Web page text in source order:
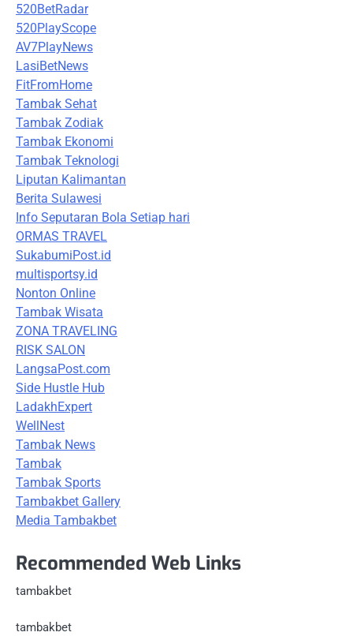
520BetRadar
520PlayScope
AV7PlayNews
LasiBetNews
FitFromHome
Tambak Sehat
Tambak Zodiak
Tambak Ekonomi
Tambak Teknologi
Liputan Kalimantan
Berita Sulawesi
Info Seputaran Bola Setiap hari
ORMAS TRAVEL
SukabumiPost.id
multisportsy.id
Nonton Online
Tambak Wisata
ZONA TRAVELING
RISK SALON
LangsaPost.com
Side Hustle Hub
LadakhExpert
WellNest
Tambak News
Tambak
Tambak Sports
Tambakbet Gallery
Media Tambakbet
Recommended Web Links
tambakbet
tambakbet